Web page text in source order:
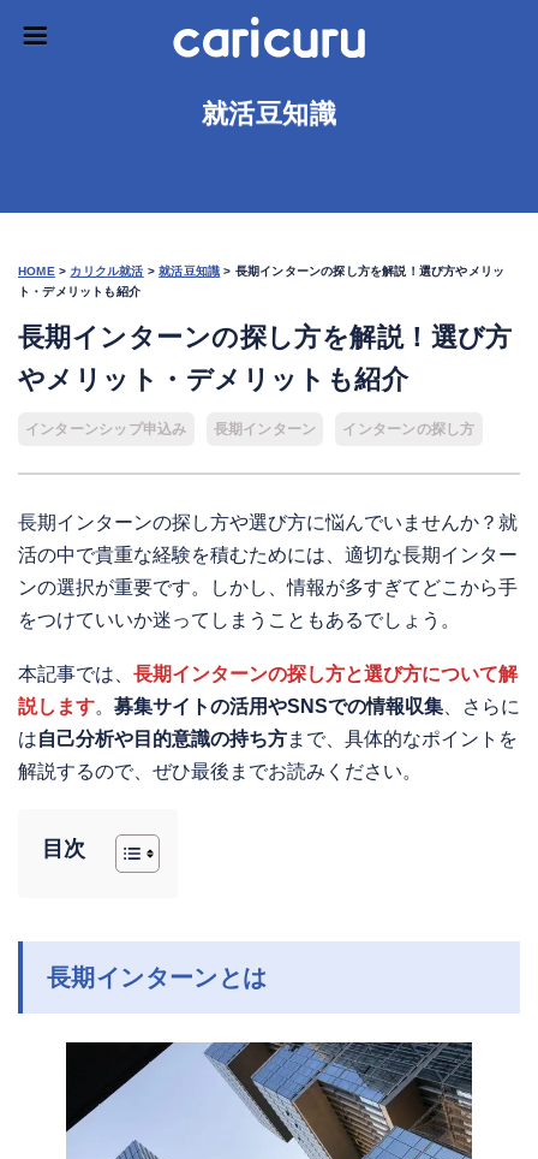
就活豆知識
HOME > カリクル就活 >就活豆知識 > 長期インターンの探し方を解説！選び方やメリッ
ト・デメリットも紹介
長期インターンの探し方を解説！選び方
やメリット・デメリットも紹介
インターンシップ申込み 長期インターン インターンの探し方
長期インターンの探し方や選び方に悩んでいませんか？就
活の中で貴重な経験を積むためには、適切な長期インター
ンの選択が重要です。しかし、情報が多すぎてどこから手
をつけていいか迷ってしまうこともあるでしょう。
本記事では、 長期インターンの探し方と選び方について解
説します。 募集サイトの活用やSNSでの情報収集 、さらに
は自己分析や目的意識の持ち方まで、具体的なポイントを
解説するので、ぜひ最後までお読みください。
目次
長期インターンとは